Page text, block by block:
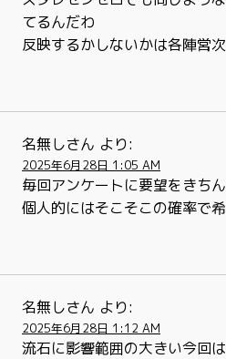
てるんだわ
反映するかしないかは各陣営
名無しさん より:
2025年6月28日 1:05 AM
毎回アンケートに要望をきち
個人的にはそこそこの確率で
名無しさん より:
2025年6月28日 1:12 AM
流石に影響範囲の大きい今回